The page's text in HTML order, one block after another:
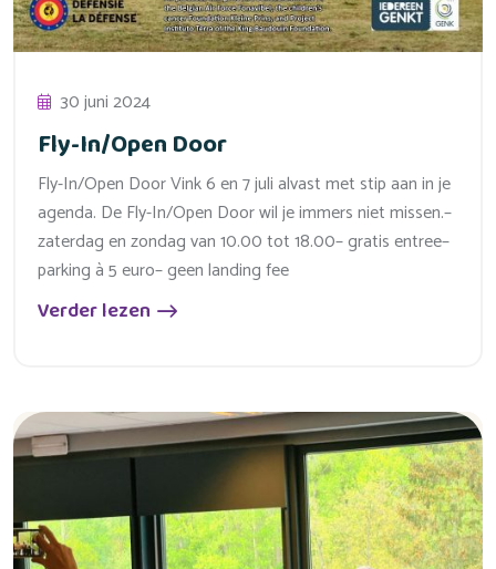
30 juni 2024
Fly-In/Open Door
Fly-In/Open Door Vink 6 en 7 juli alvast met stip aan in je
agenda. De Fly-In/Open Door wil je immers niet missen.–
zaterdag en zondag van 10.00 tot 18.00– gratis entree–
parking à 5 euro– geen landing fee
Verder lezen